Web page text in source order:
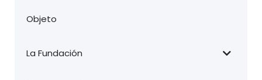
Objeto
La Fundación